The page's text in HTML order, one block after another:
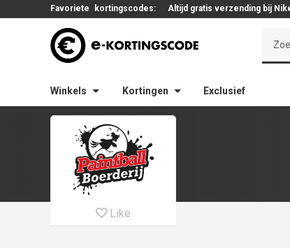
Favoriete kortingscodes: Altijd gratis verzending bij
Winkels Kortingen Exclusief
Like